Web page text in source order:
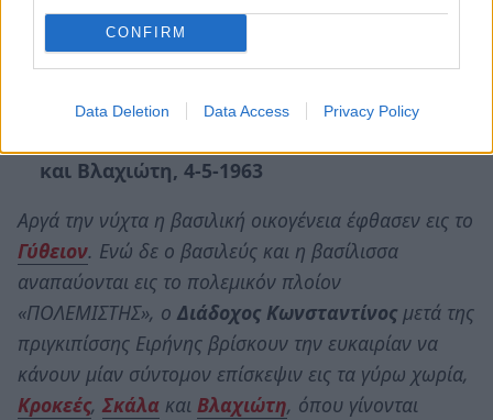
CONFIRM
Data Deletion Data Access Privacy Policy
και Βλαχιώτη, 4-5-1963
Αργά την νύχτα η βασιλική οικογένεια έφθασεν εις το
Γύθειον. Ενώ δε ο βασιλεύς και η βασίλισσα
αναπαύονται εις το πολεμικόν πλοίον
«ΠΟΛΕΜΙΣΤΗΣ», ο Διάδοχος Κωνσταντίνος μετά της
πριγκιπίσσης Ειρήνης βρίσκουν την ευκαιρίαν να
κάνουν μίαν σύντομον επίσκεψιν εις τα γύρω χωρία,
Κροκεές, Σκάλα και Βλαχιώτη, όπου γίνονται